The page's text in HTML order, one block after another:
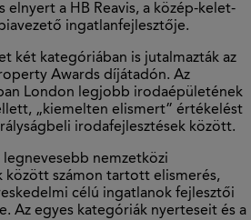
elnyert a HB Reavis, a közép-kelet-
ingatlanfejlesztője.
két kategóriában is jutalmazták az
Awards díjátadón. Az
London legjobb irodaépületének
„kiemelten elismert” értékelést
irodafejlesztések között.
nemzetközi
között számon tartott elismerés,
célú ingatlanok fejlesztői
Az egyes kategóriák nyerteseit és a